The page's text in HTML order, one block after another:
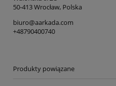
50-413 Wrocław, Polska
biuro@aarkada.com
+48790400740
Produkty powiązane